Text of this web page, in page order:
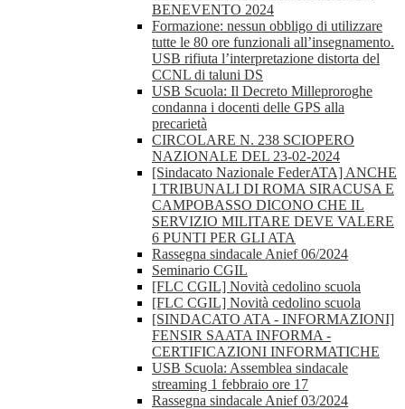
BENEVENTO 2024
Formazione: nessun obbligo di utilizzare
tutte le 80 ore funzionali all’insegnamento.
USB rifiuta l’interpretazione distorta del
CCNL di taluni DS
USB Scuola: Il Decreto Milleproroghe
condanna i docenti delle GPS alla
precarietà
CIRCOLARE N. 238 SCIOPERO
NAZIONALE DEL 23-02-2024
[Sindacato Nazionale FederATA] ANCHE
I TRIBUNALI DI ROMA SIRACUSA E
CAMPOBASSO DICONO CHE IL
SERVIZIO MILITARE DEVE VALERE
6 PUNTI PER GLI ATA
Rassegna sindacale Anief 06/2024
Seminario CGIL
[FLC CGIL] Novità cedolino scuola
[FLC CGIL] Novità cedolino scuola
[SINDACATO ATA - INFORMAZIONI]
FENSIR SAATA INFORMA -
CERTIFICAZIONI INFORMATICHE
USB Scuola: Assemblea sindacale
streaming 1 febbraio ore 17
Rassegna sindacale Anief 03/2024